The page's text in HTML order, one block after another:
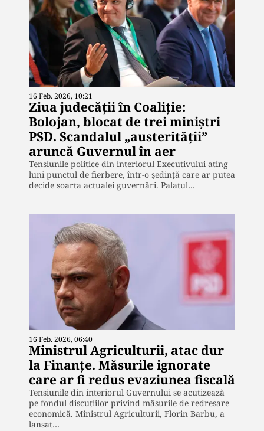
16 Feb. 2026, 10:21
Ziua judecății în Coaliție:
Bolojan, blocat de trei miniștri
PSD. Scandalul „austerității”
aruncă Guvernul în aer
Tensiunile politice din interiorul Executivului ating
luni punctul de fierbere, într-o ședință care ar putea
decide soarta actualei guvernări. Palatul…
16 Feb. 2026, 06:40
Ministrul Agriculturii, atac dur
la Finanțe. Măsurile ignorate
care ar fi redus evaziunea fiscală
Tensiunile din interiorul Guvernului se acutizează
pe fondul discuțiilor privind măsurile de redresare
economică. Ministrul Agriculturii, Florin Barbu, a
lansat…